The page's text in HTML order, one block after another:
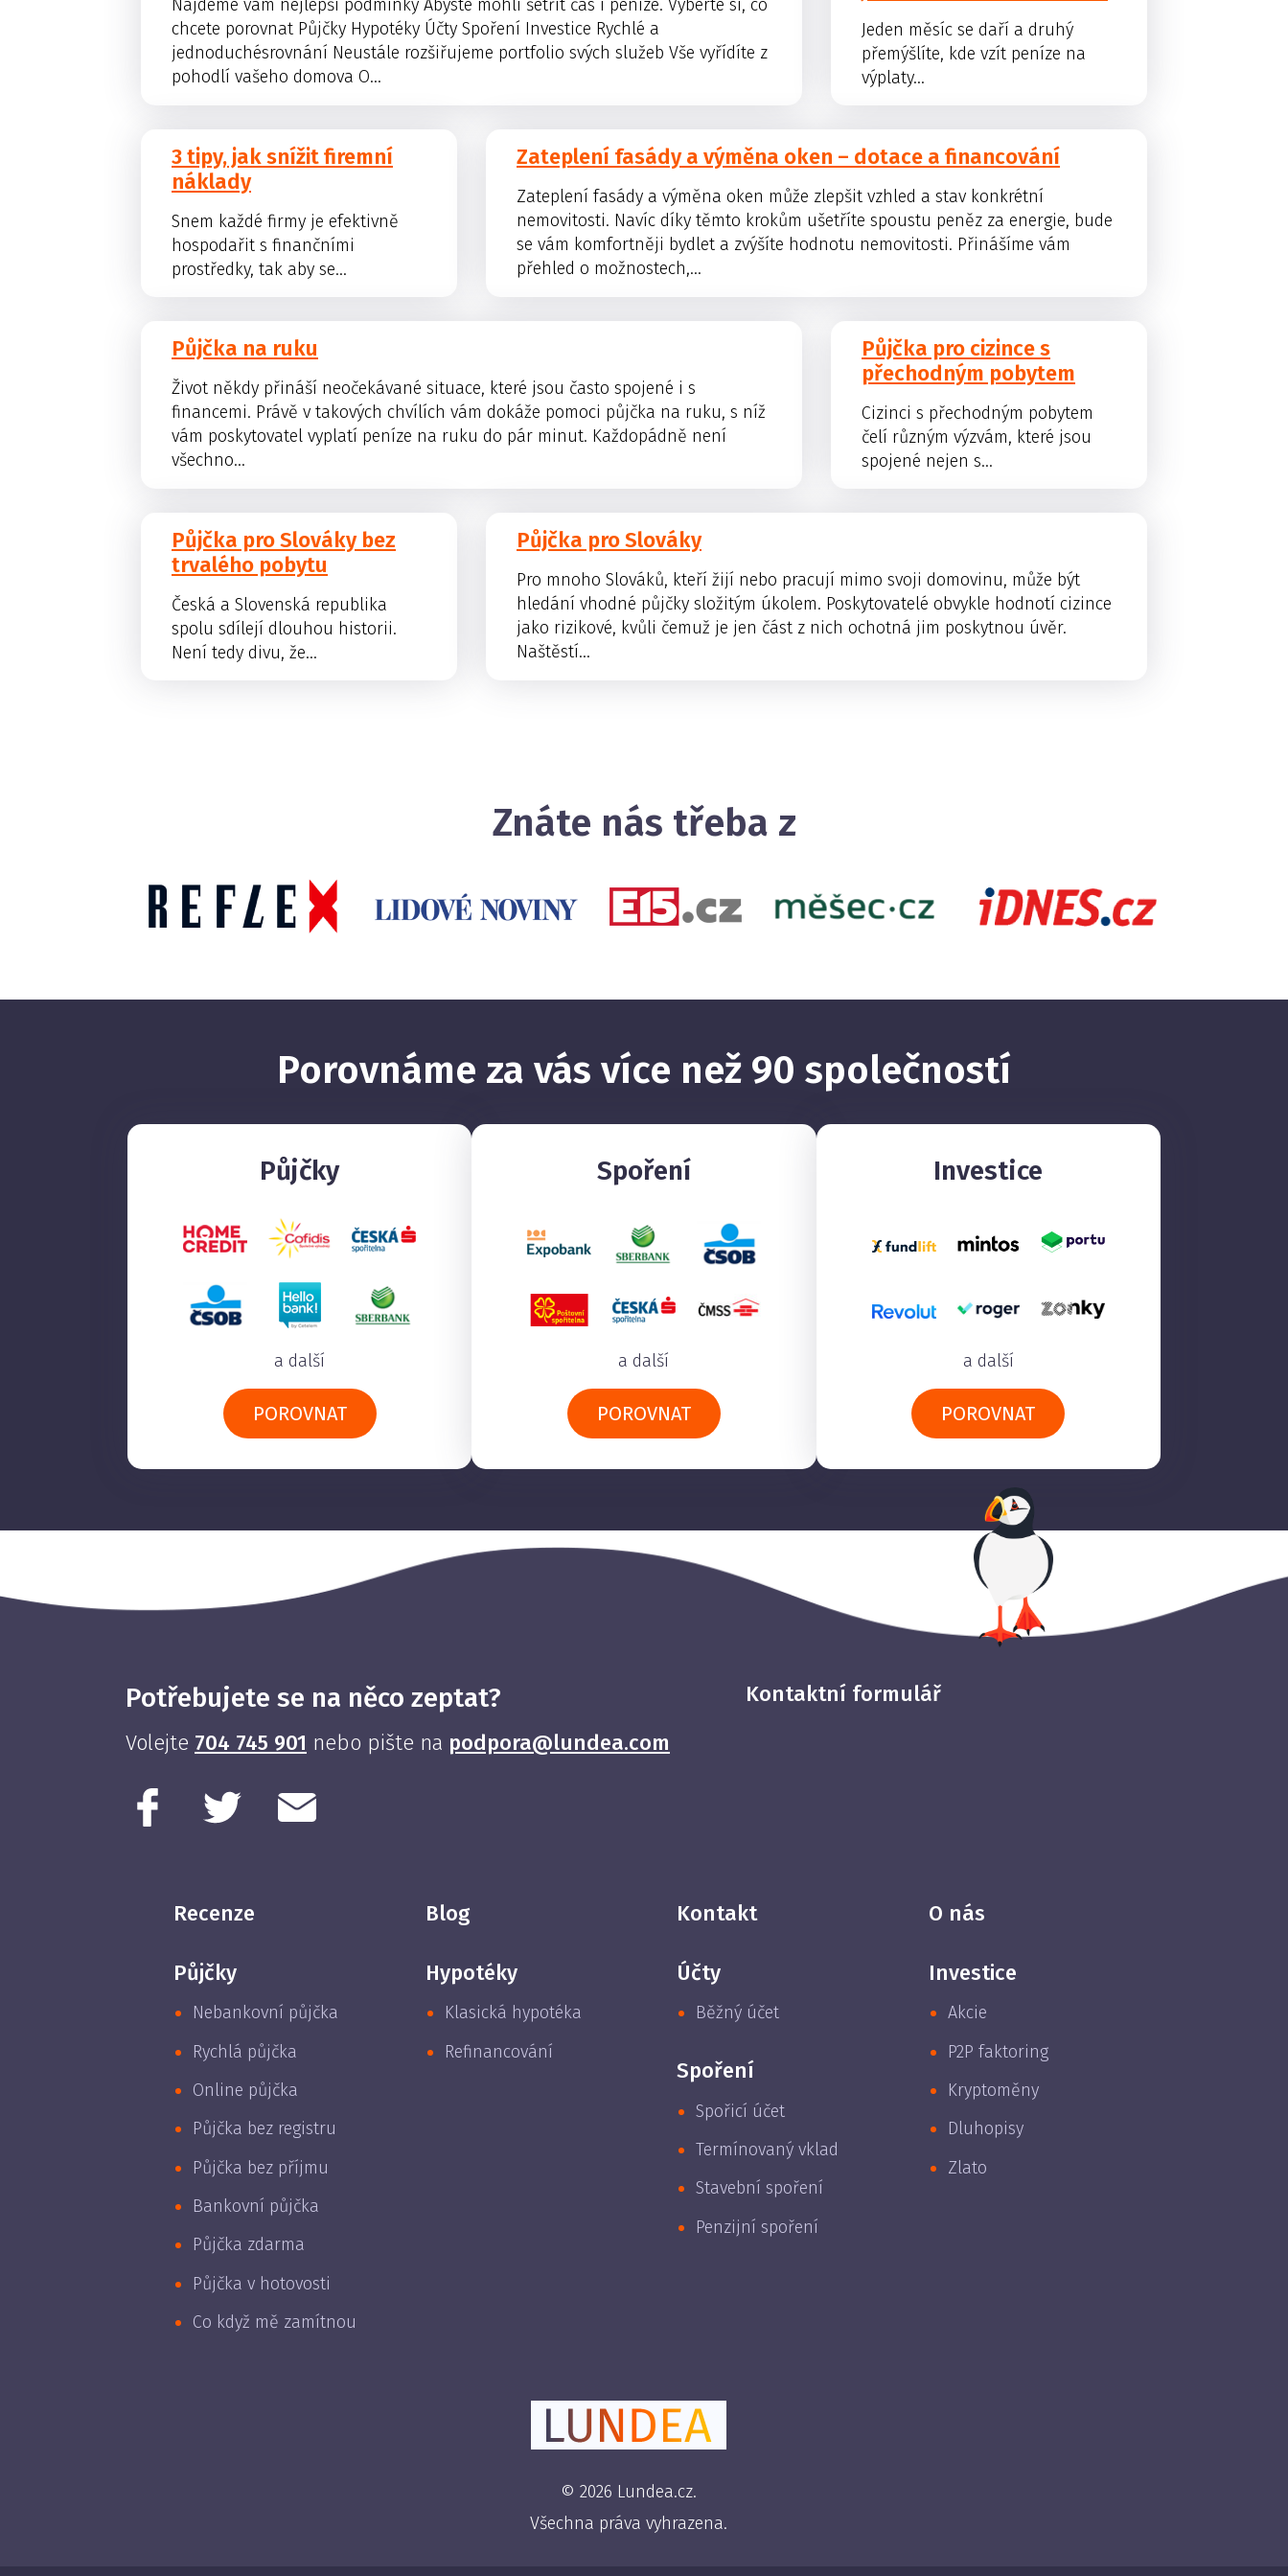
Najdeme vám nejlepší podmínky Abyste mohli šetřit čas i peníze. Vyberte si, co
chcete porovnat Půjčky Hypotéky Účty Spoření Investice Rychlé a
jednoduchésrovnání Neustále rozšiřujeme portfolio svých služeb Vše vyřídíte z
pohodlí vašeho domova O...
Jeden měsíc se daří a druhý
přemýšlíte, kde vzít peníze na
výplaty...
3 tipy, jak snížit firemní
náklady
Snem každé firmy je efektivně
hospodařit s finančními
prostředky, tak aby se...
Zateplení fasády a výměna oken – dotace a financování
Zateplení fasády a výměna oken může zlepšit vzhled a stav konkrétní
nemovitosti. Navíc díky těmto krokům ušetříte spoustu peněz za energie, bude
se vám komfortněji bydlet a zvýšíte hodnotu nemovitosti. Přinášíme vám
přehled o možnostech,...
Půjčka na ruku
Život někdy přináší neočekávané situace, které jsou často spojené i s
financemi. Právě v takových chvílích vám dokáže pomoci půjčka na ruku, s níž
vám poskytovatel vyplatí peníze na ruku do pár minut. Každopádně není
všechno...
Půjčka pro cizince s
přechodným pobytem
Cizinci s přechodným pobytem
čelí různým výzvám, které jsou
spojené nejen s...
Půjčka pro Slováky bez
trvalého pobytu
Česká a Slovenská republika
spolu sdílejí dlouhou historii.
Není tedy divu, že...
Půjčka pro Slováky
Pro mnoho Slováků, kteří žijí nebo pracují mimo svoji domovinu, může být
hledání vhodné půjčky složitým úkolem. Poskytovatelé obvykle hodnotí cizince
jako rizikové, kvůli čemuž je jen část z nich ochotná jim poskytnou úvěr.
Naštěstí...
Znáte nás třeba z
Porovnáme za vás více než 90 společností
Půjčky
a další
POROVNAT
Spoření
a další
POROVNAT
Investice
a další
POROVNAT
Potřebujete se na něco zeptat?
Volejte 704 745 901 nebo pište na podpora@lundea.com
Kontaktní formulář
Recenze Blog Kontakt O nás
Půjčky
Nebankovní půjčka
Rychlá půjčka
Online půjčka
Půjčka bez registru
Půjčka bez příjmu
Bankovní půjčka
Půjčka zdarma
Půjčka v hotovosti
Co když mě zamítnou
Hypotéky
Klasická hypotéka
Refinancování
Účty
Běžný účet
Investice
Akcie
P2P faktoring
Kryptoměny
Dluhopisy
Zlato
Spoření
Spořicí účet
Termínovaný vklad
Stavební spoření
Penzijní spoření
© 2026 Lundea.cz.
Všechna práva vyhrazena.